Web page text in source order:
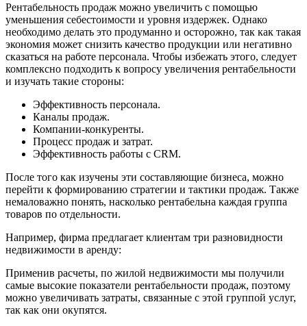
Рентабельность продаж можно увеличить с помощью
уменьшения себестоимости и уровня издержек. Однако
необходимо делать это продуманно и осторожно, так как такая
экономия может снизить качество продукции или негативно
сказаться на работе персонала. Чтобы избежать этого, следует
комплексно подходить к вопросу увеличения рентабельности
и изучать такие стороны:
Эффективность персонала.
Каналы продаж.
Компании-конкуренты.
Процесс продаж и затрат.
Эффективность работы с CRM.
После того как изучены эти составляющие бизнеса, можно
перейти к формированию стратегии и тактики продаж. Также
немаловажно понять, насколько рентабельна каждая группа
товаров по отдельности.
Например, фирма предлагает клиентам три разновидности
недвижимости в аренду:
Применив расчеты, по жилой недвижимости мы получили
самые высокие показатели рентабельности продаж, поэтому
можно увеличивать затраты, связанные с этой группой услуг,
так как они окупятся.